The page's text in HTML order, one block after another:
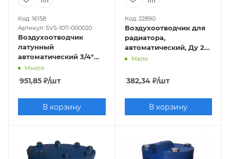
Код: 16158
Артикул: SVS-1011-000020
Воздухоотводчик
латунный
автоматический 3/4"
(хромированный)
Много
951,85 ₽/шт
В корзину
Код: 22890
Воздухоотводчик для
радиатора,
автоматический, Ду 25
(1") ПРАВЫЙ
Мало
382,34₽/шт
В корзину